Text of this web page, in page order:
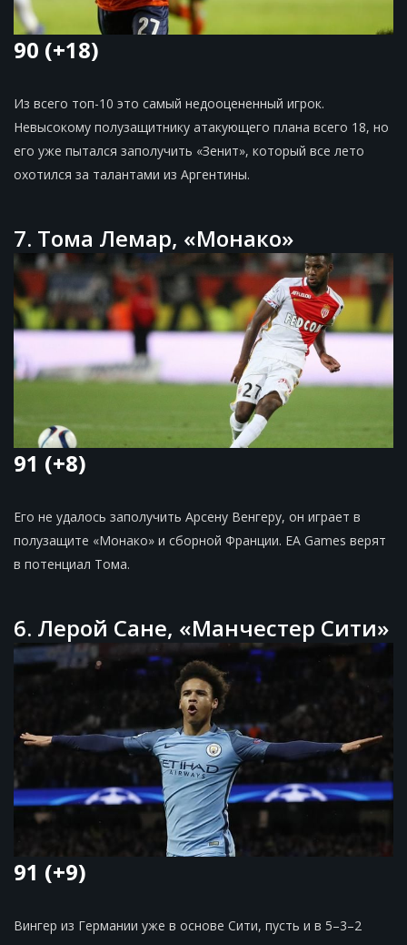
90 (+18)
Из всего топ-10 это самый недооцененный игрок.
Невысокому полузащитнику атакующего плана всего 18, но
его уже пытался заполучить «Зенит», который все лето
охотился за талантами из Аргентины.
7. Тома Лемар, «Монако»
91 (+8)
Его не удалось заполучить Арсену Венгеру, он играет в
полузащите «Монако» и сборной Франции. EA Games верят
в потенциал Тома.
6. Лерой Cане, «Манчестер Сити»
91 (+9)
Вингер из Германии уже в основе Сити, пусть и в 5–3–2